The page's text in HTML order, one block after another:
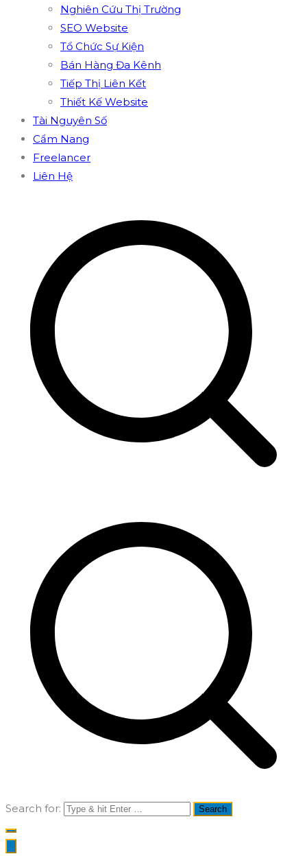
Nghiên Cứu Thị Trường
SEO Website
Tổ Chức Sự Kiện
Bán Hàng Đa Kênh
Tiếp Thị Liên Kết
Thiết Kế Website
Tài Nguyên Số
Cẩm Nang
Freelancer
Liên Hệ
Search for: